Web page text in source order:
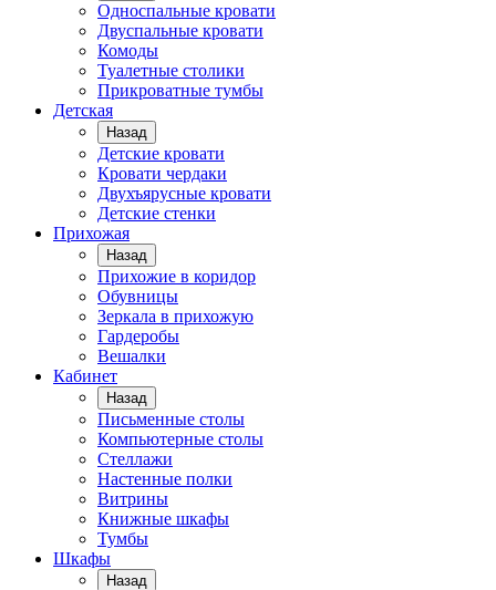
Односпальные кровати
Двуспальные кровати
Комоды
Туалетные столики
Прикроватные тумбы
Детская
Назад
Детские кровати
Кровати чердаки
Двухъярусные кровати
Детские стенки
Прихожая
Назад
Прихожие в коридор
Обувницы
Зеркала в прихожую
Гардеробы
Вешалки
Кабинет
Назад
Письменные столы
Компьютерные столы
Стеллажи
Настенные полки
Витрины
Книжные шкафы
Тумбы
Шкафы
Назад